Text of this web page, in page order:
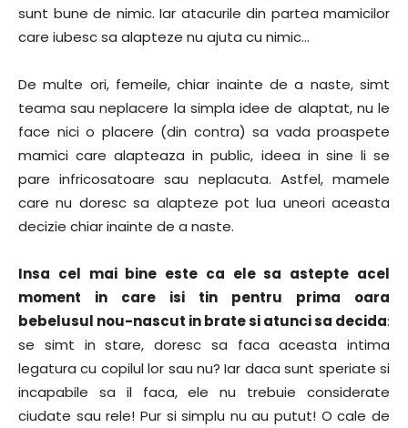
sunt bune de nimic. Iar atacurile din partea mamicilor
care iubesc sa alapteze nu ajuta cu nimic…
De multe ori, femeile, chiar inainte de a naste, simt
teama sau neplacere la simpla idee de alaptat, nu le
face nici o placere (din contra) sa vada proaspete
mamici care alapteaza in public, ideea in sine li se
pare infricosatoare sau neplacuta. Astfel, mamele
care nu doresc sa alapteze pot lua uneori aceasta
decizie chiar inainte de a naste.
Insa cel mai bine este ca ele sa astepte acel
moment in care isi tin pentru prima oara
bebelusul nou-nascut in brate si atunci sa decida:
se simt in stare, doresc sa faca aceasta intima
legatura cu copilul lor sau nu? Iar daca sunt speriate si
incapabile sa il faca, ele nu trebuie considerate
ciudate sau rele! Pur si simplu nu au putut! O cale de